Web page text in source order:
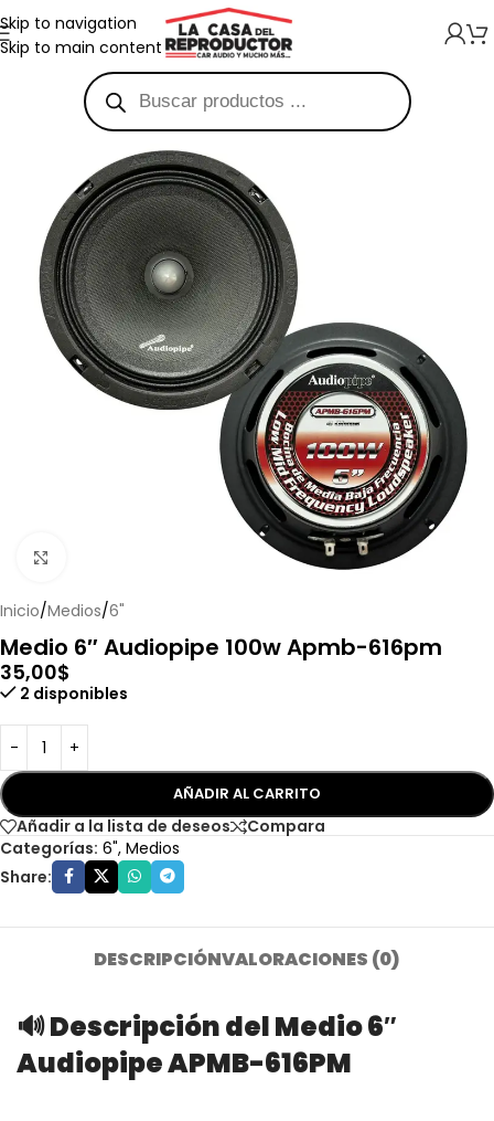
Skip to navigation
Skip to main content
Inicio/Medios/6"
Medio 6″ Audiopipe 100w Apmb-616pm
35,00$
2 disponibles
AÑADIR AL CARRITO
Añadir a la lista de deseos
Compara
Categorías: 6", Medios
Share:
DESCRIPCIÓNVALORACIONES (0)
🔊 Descripción del Medio 6″
Audiopipe APMB-616PM